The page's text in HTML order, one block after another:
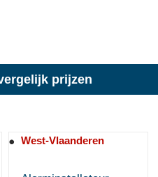
prijzen
West-Vlaanderen